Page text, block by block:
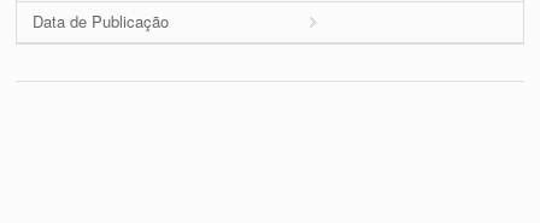
Data de Publicação